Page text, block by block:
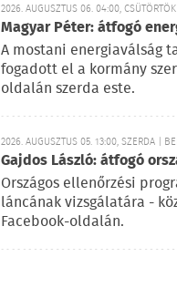
2026. AUGUSZTUS 06. 04:00,
Magyar Péter: átfogó
A mostani energiaválság
fogadott el a kormány
oldalán szerda este.
2026. AUGUSZTUS 05. 13:00, SZERDA |
Gajdos László: átfogó
Országos ellenőrzési
láncának vizsgálatára -
Facebook-oldalán.